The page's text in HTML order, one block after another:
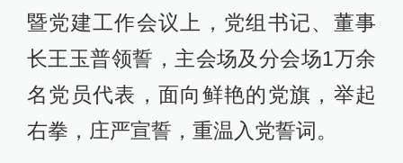
暨党建工作会议上，党组书记、董事
长王玉普领誓，主会场及分会场1万余
名党员代表，面向鲜艳的党旗，举起
右拳，庄严宣誓，重温入党誓词。